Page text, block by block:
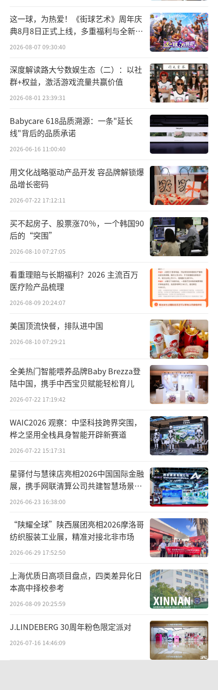
这一球，为热爱！《街球艺术》周年庆
典8月8日正式上线，多重福利与全新内
容同步开启
2026-08-07 09:30:40
深度解读路大兮数娱生态（二）：以社
群+权益，激活游戏流量共赢价值
2026-08-01 23:39:31
Babycare 618品质溯源：一条"延长
线"背后的品质承诺
2026-06-16 11:00:40
用文化战略驱动产品开发 容品牌解锁爆
品增长密码
2026-07-22 17:12:11
买不起房子、股票涨70％，一个韩国90
后的“突围”
2026-08-10 07:27:05
看重理赔与长期福利？2026 主流百万
医疗险产品梳理
2026-08-09 20:24:07
美国顶流快餐，排队进中国
2026-08-10 07:29:21
全美热门智能喂养品牌Baby Brezza登
陆中国，携手中西宝贝赋能轻松育儿
2026-07-22 17:19:42
WAIC2026 观察：中坚科技跨界突围，
桦之坚用全栈具身智能开辟新赛道
2026-07-22 15:17:31
星驿付与慧徕店亮相2026中国国际金融
展，携手网联清算公司共建智慧场景生
态，共绘数智民生图景
2026-06-23 16:38:00
“陕耀全球”陕西展团亮相2026摩洛哥
纺织服装工业展，精准对接北非市场
2026-06-29 17:52:50
上海优质日高项目盘点，四类差异化日
本高中择校参考
2026-08-09 20:25:59
J.LINDEBERG 30周年粉色限定派对
2026-07-16 14:46:09